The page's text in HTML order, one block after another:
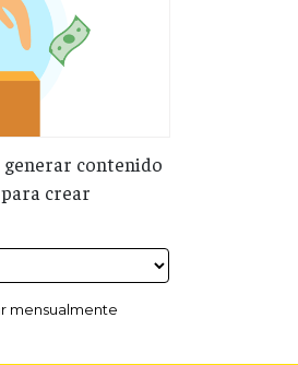
generar contenido
crear
mensualmente